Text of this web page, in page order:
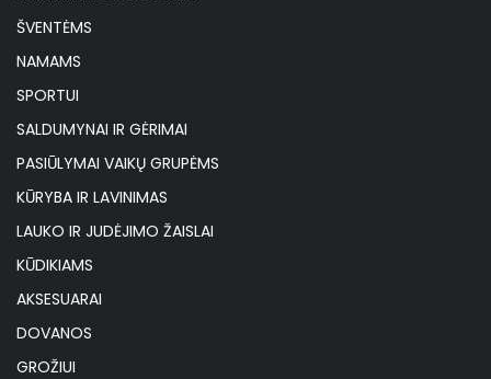
ŠVENTĖMS
NAMAMS
SPORTUI
SALDUMYNAI IR GĖRIMAI
PASIŪLYMAI VAIKŲ GRUPĖMS
KŪRYBA IR LAVINIMAS
LAUKO IR JUDĖJIMO ŽAISLAI
KŪDIKIAMS
AKSESUARAI
DOVANOS
GROŽIUI